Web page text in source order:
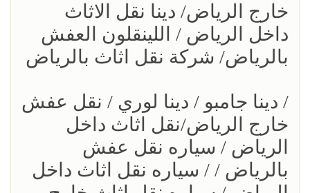
خارج الرياض/ دينا نقل الاثاث
داخل الرياض / اللينقلون العفش
بالرياض/ شركة نقل اثاث بالرياض
/ دينا جامبو / دينا لوري / نقل عفش
خارج الرياض/نقل اثاث داخل
الرياض / سياره نقل عفش
بالرياض / / سياره نقل اثاث داخل